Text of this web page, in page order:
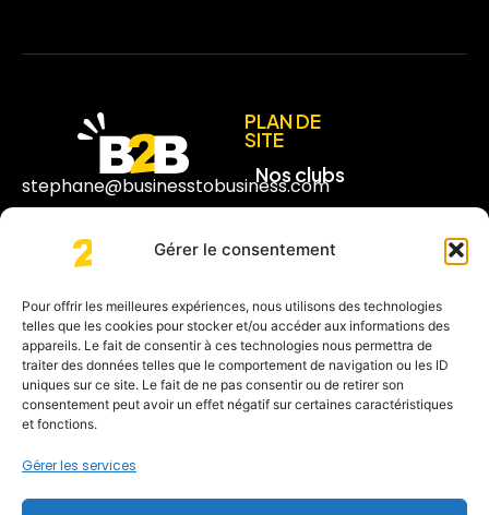
Gérer le consentement
Pour offrir les meilleures expériences, nous utilisons des technologies
telles que les cookies pour stocker et/ou accéder aux informations des
appareils. Le fait de consentir à ces technologies nous permettra de
traiter des données telles que le comportement de navigation ou les ID
uniques sur ce site. Le fait de ne pas consentir ou de retirer son
consentement peut avoir un effet négatif sur certaines caractéristiques
et fonctions.
Gérer les services
stephane@businesstobusiness.com
PLAN DE
SITE
Nos clubs
à une
Créer un
club
Événements